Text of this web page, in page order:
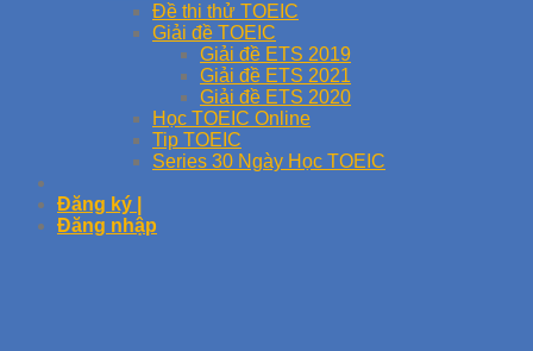
Đề thi thử TOEIC
Giải đề TOEIC
Giải đề ETS 2019
Giải đề ETS 2021
Giải đề ETS 2020
Học TOEIC Online
Tip TOEIC
Series 30 Ngày Học TOEIC
Đăng ký |
Đăng nhập